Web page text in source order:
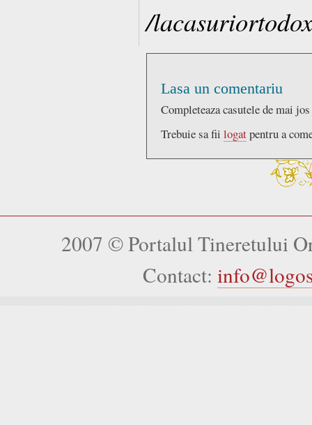
/
Lasa un comentariu
Completeaza casutele de mai
Trebuie sa fii logatpentru a
2007 © Portalul Tineretului
Contact: